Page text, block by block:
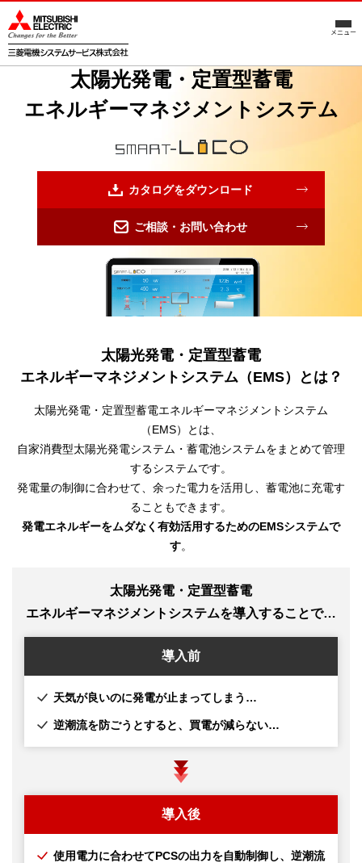
メニュー
太陽光発電・定置型蓄電
エネルギーマネジメントシステム
カタログをダウンロード
ご相談・お問い合わせ
太陽光発電・定置型蓄電
エネルギーマネジメントシステム（EMS）とは？
太陽光発電・定置型蓄電エネルギーマネジメントシステム
（EMS）とは、
自家消費型太陽光発電システム・蓄電池システムをまとめて管理
するシステムです。
発電量の制御に合わせて、余った電力を活用し、蓄電池に充電す
ることもできます。
発電エネルギーをムダなく有効活用するためのEMSシステムで
す。
太陽光発電・定置型蓄電
エネルギーマネジメントシステムを導入することで…
導入前
天気が良いのに発電が止まってしまう…
逆潮流を防ごうとすると、買電が減らない…
導入後
使用電力に合わせてPCSの出力を自動制御し、逆潮流